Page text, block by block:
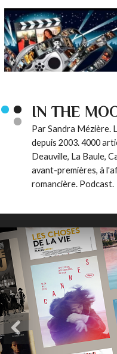
IN THE
Par Sandra Mézière.
depuis 2003. 4000
Deauville, La Baule,
avant-premières, à
romancière. Podcast.